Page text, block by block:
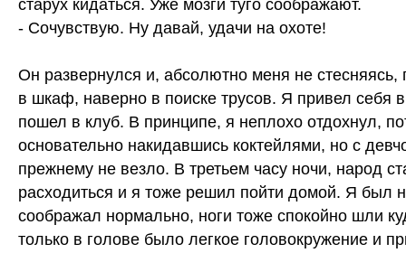
старух кидаться. Уже мозги туго соображают.
- Сочувствую. Ну давай, удачи на охоте!
Он развернулся и, абсолютно меня не стесняясь,
в шкаф, наверно в поиске трусов. Я привел себя
пошел в клуб. В принципе, я неплохо отдохнул,
основательно накидавшись коктейлями, но с
прежнему не везло. В третьем часу ночи, народ
расходиться и я тоже решил пойти домой. Я был
соображал нормально, ноги тоже спокойно шли
только в голове было легкое головокружение и